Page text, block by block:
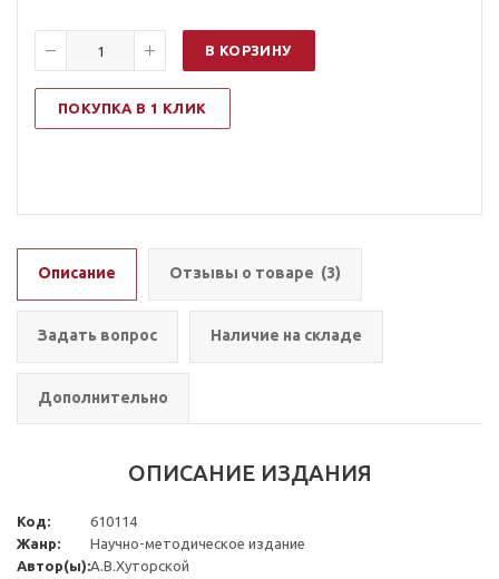
В КОРЗИНУ
ПОКУПКА В 1 КЛИК
Описание Отзывы о товаре (3)
Задать вопрос Наличие на складе
Дополнительно
ОПИСАНИЕ ИЗДАНИЯ
Код:
610114
Жанр:
Научно-методическое издание
Автор(ы):А.В.Хуторской